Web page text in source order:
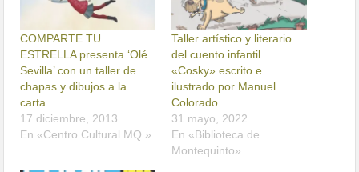
COMPARTE TU
ESTRELLA presenta ‘Olé
Sevilla’ con un taller de
chapas y dibujos a la
carta
17 diciembre, 2013
En «Centro Cultural MQ.»
Taller artístico y literario
del cuento infantil
«Cosky» escrito e
ilustrado por Manuel
Colorado
31 mayo, 2022
En «Biblioteca de
Montequinto»